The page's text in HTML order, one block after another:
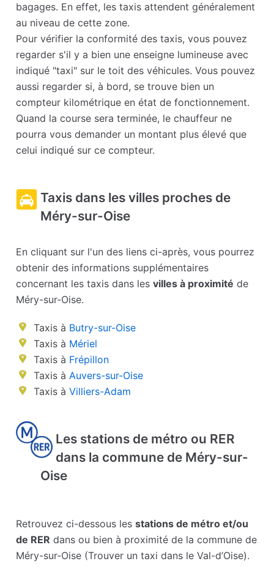
bagages. En effet, les taxis attendent généralement
au niveau de cette zone.
Pour vérifier la conformité des taxis, vous pouvez
regarder s'il y a bien une enseigne lumineuse avec
indiqué "taxi" sur le toit des véhicules. Vous pouvez
aussi regarder si, à bord, se trouve bien un
compteur kilométrique en état de fonctionnement.
Quand la course sera terminée, le chauffeur ne
pourra vous demander un montant plus élevé que
celui indiqué sur ce compteur.
Taxis dans les villes proches de
Méry-sur-Oise
En cliquant sur l'un des liens ci-après, vous pourrez
obtenir des informations supplémentaires
concernant les taxis dans lesvilles à proximité de
Méry-sur-Oise.
Taxis à Butry-sur-Oise
Taxis à Mériel
Taxis à Frépillon
Taxis àAuvers-sur-Oise
Taxis àVilliers-Adam
Les stations de métro ou RER
dans la commune de Méry-sur-
Oise
Retrouvez ci-dessous lesstations de métro et/ou
de RER dans ou bien à proximité de la commune de
Méry-sur-Oise (Trouver un taxi dans le Val-d’Oise).